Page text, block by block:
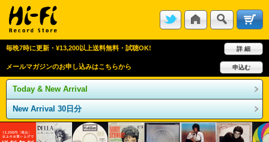
毎晩7時に更新・¥13,200以上送料無料・試聴OK! 詳 細
メールマガジンのお申し込みはこちらから 申込む
Today & New Arrival
New Arrival 30日分